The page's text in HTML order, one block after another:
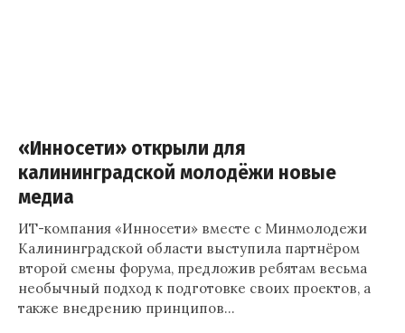
«Инносети» открыли для
калининградской молодёжи новые
медиа
ИТ-компания «Инносети» вместе с Минмолодежи
Калининградской области выступила партнёром
второй смены форума, предложив ребятам весьма
необычный подход к подготовке своих проектов, а
также внедрению принципов…